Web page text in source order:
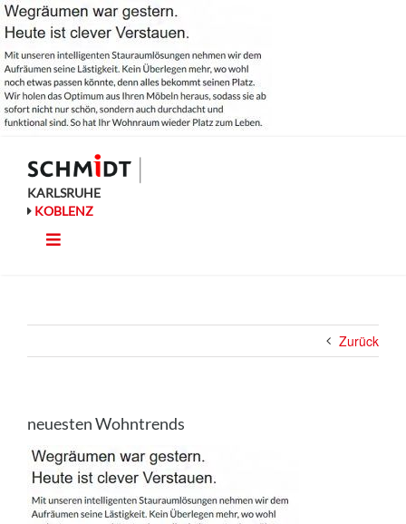
Zum
Inhalt
springen
KARLSRUHE
KOBLENZ
Wohnen
Ausstattung
Planung
Rechner
Zurück
neuesten Wohntrends